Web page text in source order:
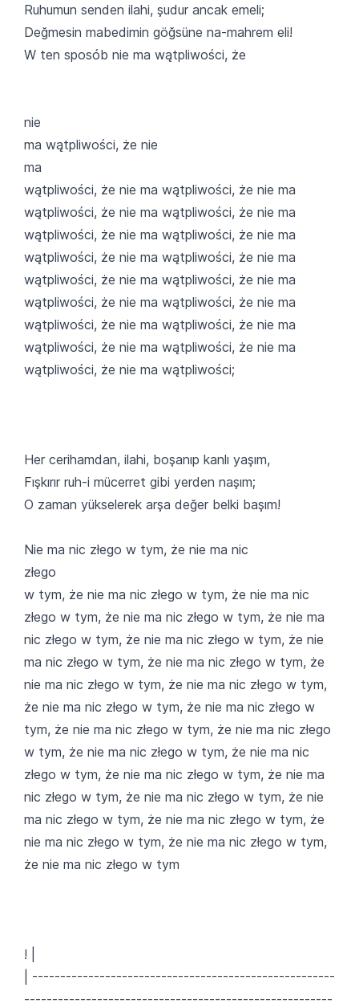
Ruhumun senden ilahi, şudur ancak emeli;
Değmesin mabedimin göğsüne na-mahrem eli!
W ten sposób nie ma wątpliwości, że
nie
ma wątpliwości, że nie
ma
wątpliwości, że nie ma wątpliwości, że nie ma
wątpliwości, że nie ma wątpliwości, że nie ma
wątpliwości, że nie ma wątpliwości, że nie ma
wątpliwości, że nie ma wątpliwości, że nie ma
wątpliwości, że nie ma wątpliwości, że nie ma
wątpliwości, że nie ma wątpliwości, że nie ma
wątpliwości, że nie ma wątpliwości, że nie ma
wątpliwości, że nie ma wątpliwości, że nie ma
wątpliwości, że nie ma wątpliwości;
Her cerihamdan, ilahi, boşanıp kanlı yaşım,
Fışkırır ruh-i mücerret gibi yerden naşım;
O zaman yükselerek arşa değer belki başım!
Nie ma nic złego w tym, że nie ma nic
złego
w tym, że nie ma nic złego w tym, że nie ma nic
złego w tym, że nie ma nic złego w tym, że nie ma
nic złego w tym, że nie ma nic złego w tym, że nie
ma nic złego w tym, że nie ma nic złego w tym, że
nie ma nic złego w tym, że nie ma nic złego w tym,
że nie ma nic złego w tym, że nie ma nic złego w
tym, że nie ma nic złego w tym, że nie ma nic złego
w tym, że nie ma nic złego w tym, że nie ma nic
złego w tym, że nie ma nic złego w tym, że nie ma
nic złego w tym, że nie ma nic złego w tym, że nie
ma nic złego w tym, że nie ma nic złego w tym, że
nie ma nic złego w tym, że nie ma nic złego w tym,
że nie ma nic złego w tym
! |
| ------------------------------------------------------
-------------------------------------------------------